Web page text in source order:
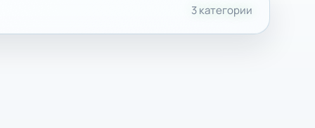
3 категории